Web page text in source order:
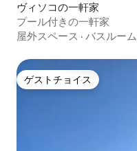
ヴィソコの一軒家
プール付きの一軒家
屋外スペース · バスルーム
ゲストチョイス
ゲストチョイス